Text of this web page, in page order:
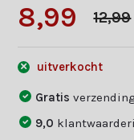
8,99 12,99
uitverkocht
Gratis
9,0